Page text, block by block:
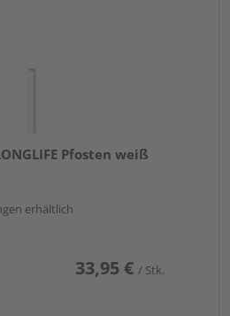
Pfosten weiß
erhältlich
33,95 € / Stk.